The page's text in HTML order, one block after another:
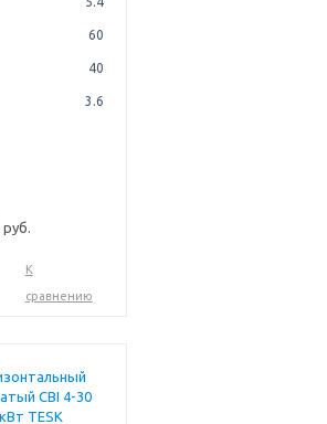
60
40
3.6
руб.
К
сравнению